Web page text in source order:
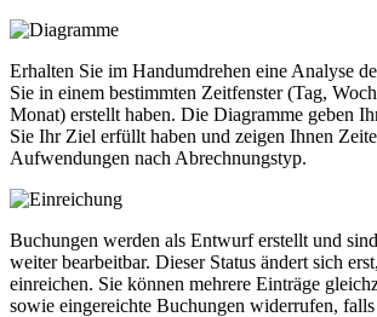
Erhalten Sie im Handumdrehen eine Analyse
Sie in einem bestimmten Zeitfenster (Tag,
Monat) erstellt haben. Die Diagramme geben
Sie Ihr Ziel erfüllt haben und zeigen Ihnen
Aufwendungen nach Abrechnungstyp.
Buchungen werden als Entwurf erstellt und
weiter bearbeitbar. Dieser Status ändert sich
einreichen. Sie können mehrere Einträge
sowie eingereichte Buchungen widerrufen,